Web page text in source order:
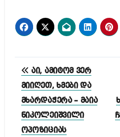
პოსტის
ნავიგაცია
აი, ამიტომ ვერ
მიიღეთ, ხმები და
მხარდაჭერა – მაია
ნიკოლეიშვილი
ოპოზიციას